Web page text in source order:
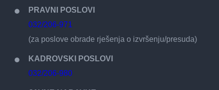
PRAVNI POSLOVI
032/206-971
(za poslove obrade rješenja o izvršenju/presuda)
KADROVSKI POSLOVI
032/206-980